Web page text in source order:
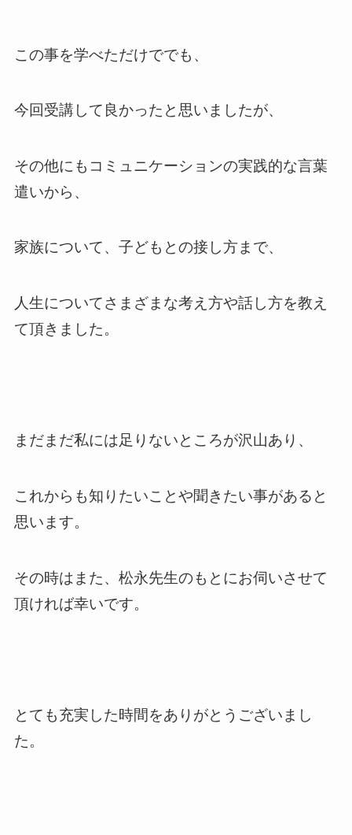
この事を学べただけででも、
今回受講して良かったと思いましたが、
その他にもコミュニケーションの実践的な言葉
遣いから、
家族について、子どもとの接し方まで、
人生についてさまざまな考え方や話し方を教え
て頂きました。
まだまだ私には足りないところが沢山あり、
これからも知りたいことや聞きたい事があると
思います。
その時はまた、松永先生のもとにお伺いさせて
頂ければ幸いです。
とても充実した時間をありがとうございまし
た。